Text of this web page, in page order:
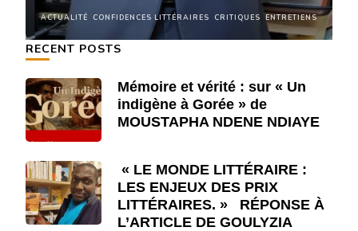
ACTUALITÉ CONFIDENCES LITTÉRAIRES CRITIQUES ENTRETIENS
RECENT POSTS
Mémoire et vérité : sur « Un
indigène à Gorée » de
MOUSTAPHA NDENE NDIAYE
« LE MONDE LITTÉRAIRE :
LES ENJEUX DES PRIX
LITTÉRAIRES. » RÉPONSE À
L’ARTICLE DE GOULYZIA